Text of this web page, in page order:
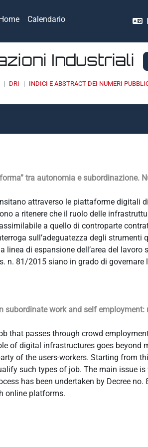
Calendario
Industriali
DRI INDICI E ABSTRACT DEI NUMERI
tra autonomia e subordinazione.
attraverso le piattaforme digitali
a ritenere che il ruolo delle
a quello di controparte
sull’adeguatezza degli
di espansione dell’area del lavoro
n. 81/2015 siano in grado di
subordinate work and self
that passes through crowd
of digital infrastructures goes beyond
of the users-workers. Starting from
such types of job. The main issue
has been undertaken by Decree
online platforms.